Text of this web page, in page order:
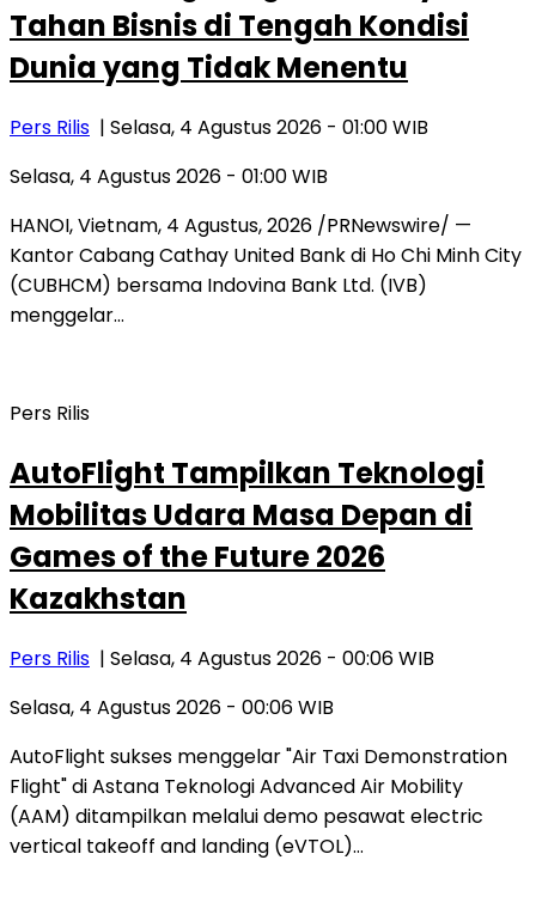
Tahan Bisnis di Tengah Kondisi
Dunia yang Tidak Menentu
Pers Rilis | Selasa, 4 Agustus 2026 - 01:00 WIB
Selasa, 4 Agustus 2026 - 01:00 WIB
HANOI, Vietnam, 4 Agustus, 2026 /PRNewswire/ —
Kantor Cabang Cathay United Bank di Ho Chi Minh City
(CUBHCM) bersama Indovina Bank Ltd. (IVB)
menggelar…
Pers Rilis
AutoFlight Tampilkan Teknologi
Mobilitas Udara Masa Depan di
Games of the Future 2026
Kazakhstan
Pers Rilis | Selasa, 4 Agustus 2026 - 00:06 WIB
Selasa, 4 Agustus 2026 - 00:06 WIB
AutoFlight sukses menggelar "Air Taxi Demonstration
Flight" di Astana Teknologi Advanced Air Mobility
(AAM) ditampilkan melalui demo pesawat electric
vertical takeoff and landing (eVTOL)…